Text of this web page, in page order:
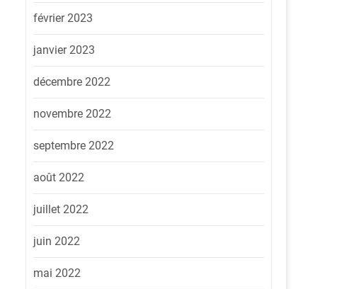
février 2023
janvier 2023
décembre 2022
novembre 2022
septembre 2022
août 2022
juillet 2022
juin 2022
mai 2022